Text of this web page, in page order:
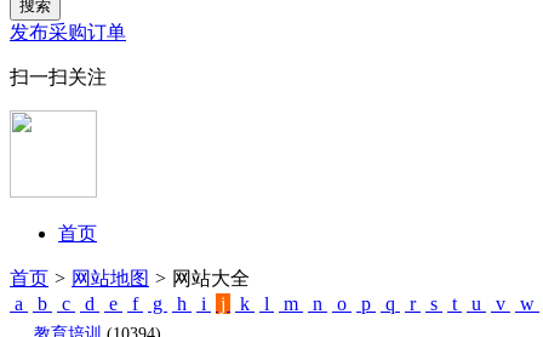
搜索
发布采购订单
扫一扫关注
首页
首页 > 网站地图 > 网站大全
a
b c d e f g h i j k l m n o p q r s t u v w